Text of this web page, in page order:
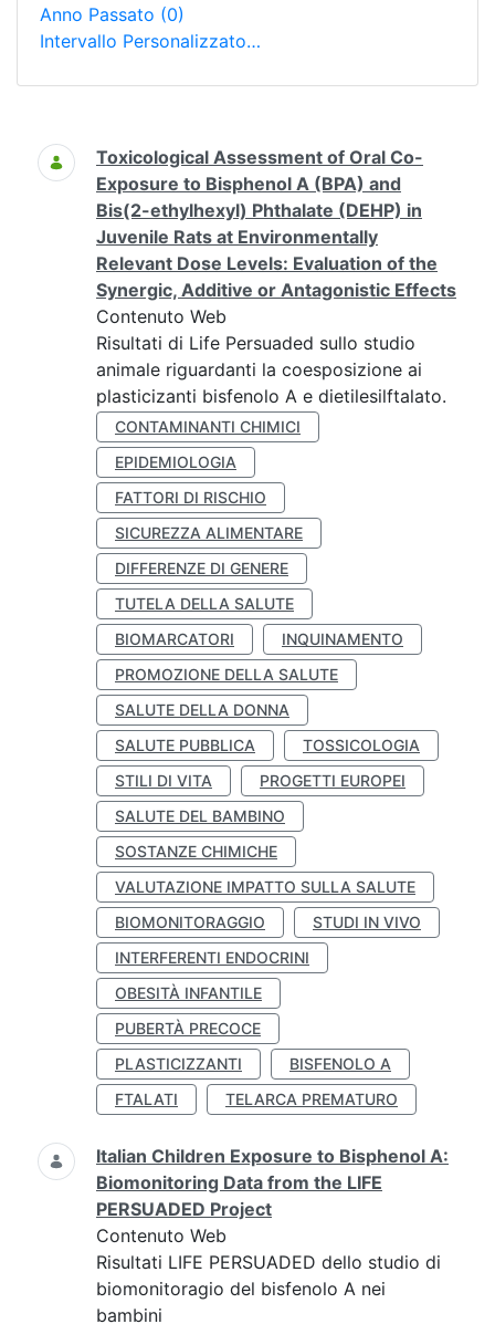
Anno Passato (0)
Intervallo Personalizzato…
Ricerca
Toxicological Assessment of Oral Co-
Exposure to Bisphenol A (BPA) and
Bis(2-ethylhexyl) Phthalate (DEHP) in
Juvenile Rats at Environmentally
Relevant Dose Levels: Evaluation of the
Synergic, Additive or Antagonistic Effects
Contenuto Web
Risultati di Life Persuaded sullo studio
animale riguardanti la coesposizione ai
plasticizanti bisfenolo A e dietilesilftalato.
CONTAMINANTI CHIMICI
EPIDEMIOLOGIA
FATTORI DI RISCHIO
SICUREZZA ALIMENTARE
DIFFERENZE DI GENERE
TUTELA DELLA SALUTE
BIOMARCATORI
INQUINAMENTO
PROMOZIONE DELLA SALUTE
SALUTE DELLA DONNA
SALUTE PUBBLICA
TOSSICOLOGIA
STILI DI VITA
PROGETTI EUROPEI
SALUTE DEL BAMBINO
SOSTANZE CHIMICHE
VALUTAZIONE IMPATTO SULLA SALUTE
BIOMONITORAGGIO
STUDI IN VIVO
INTERFERENTI ENDOCRINI
OBESITÀ INFANTILE
PUBERTÀ PRECOCE
PLASTICIZZANTI
BISFENOLO A
FTALATI
TELARCA PREMATURO
Italian Children Exposure to Bisphenol A:
Biomonitoring Data from the LIFE
PERSUADED Project
Contenuto Web
Risultati LIFE PERSUADED dello studio di
biomonitoragio del bisfenolo A nei
bambini